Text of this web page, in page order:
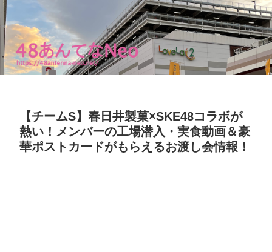
【チームS】春日井製菓×SKE48コラボが
熱い！メンバーの工場潜入・実食動画＆豪
華ポストカードがもらえるお渡し会情報！